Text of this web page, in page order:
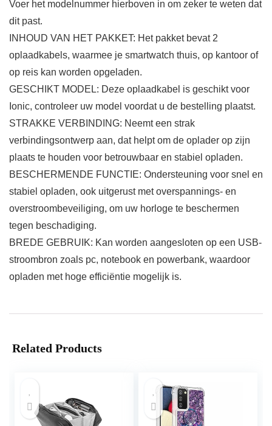
Voer het modelnummer hierboven in om zeker te weten dat
dit past.
INHOUD VAN HET PAKKET: Het pakket bevat 2
oplaadkabels, waarmee je smartwatch thuis, op kantoor of
op reis kan worden opgeladen.
GESCHIKT MODEL: Deze oplaadkabel is geschikt voor
Ionic, controleer uw model voordat u de bestelling plaatst.
STRAKKE VERBINDING: Neemt een strak
verbindingsontwerp aan, dat helpt om de oplader op zijn
plaats te houden voor betrouwbaar en stabiel opladen.
BESCHERMENDE FUNCTIE: Ondersteuning voor snel en
stabiel opladen, ook uitgerust met overspannings- en
overstroombeveiliging, om uw horloge te beschermen
tegen beschadiging.
BREDE GEBRUIK: Kan worden aangesloten op een USB-
stroombron zoals pc, notebook en powerbank, waardoor
opladen met hoge efficiëntie mogelijk is.
Related Products